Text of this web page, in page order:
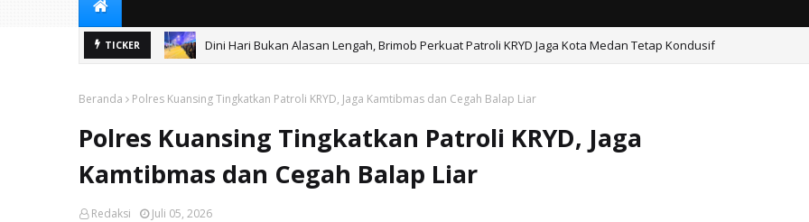
TICKER Dini Hari Bukan Alasan Lengah, Brimob Perkuat Patroli KRYD Jaga Kota Medan Tetap Kondusif
Beranda Polres Kuansing Tingkatkan Patroli KRYD, Jaga Kamtibmas dan Cegah Balap Liar
Polres Kuansing Tingkatkan Patroli KRYD, Jaga
Kamtibmas dan Cegah Balap Liar
Redaksi Juli 05, 2026